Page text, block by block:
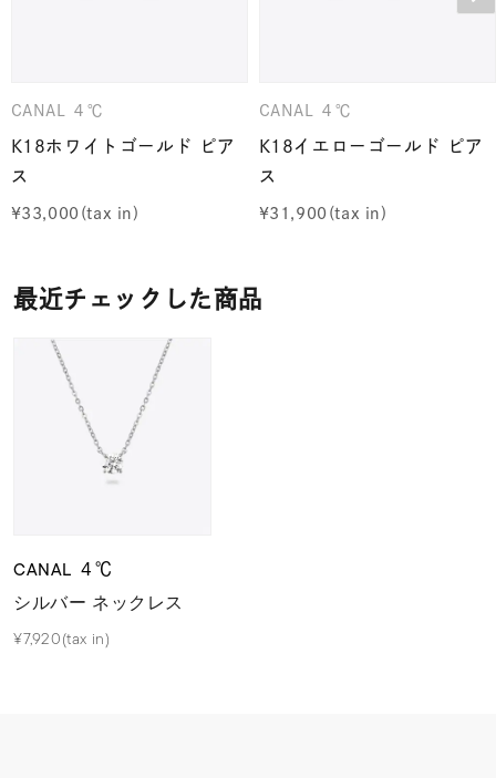
CANAL ４℃
K18ホワイトゴールド ピア
ス
¥33,000
CANAL ４℃
K18イエローゴールド ピア
ス
¥31,900
最近チェックした商品
CANAL ４℃
シルバー ネックレス
¥7,920(tax in)